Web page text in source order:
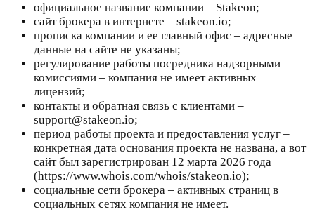
официальное название компании – Stakeon;
сайт брокера в интернете – stakeon.io;
прописка компании и ее главный офис – адресные
данные на сайте не указаны;
регулирование работы посредника надзорными
комиссиями – компания не имеет активных
лицензий;
контакты и обратная связь с клиентами –
support@stakeon.io;
период работы проекта и предоставления услуг –
конкретная дата основания проекта не названа, а вот
сайт был зарегистрирован 12 марта 2026 года
(https://www.whois.com/whois/stakeon.io);
социальные сети брокера – активных страниц в
социальных сетях компания не имеет.